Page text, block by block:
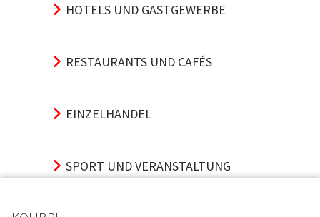
HOTELS UND GASTGEWERBE
RESTAURANTS UND CAFÉS
EINZELHANDEL
SPORT UND VERANSTALTUNG